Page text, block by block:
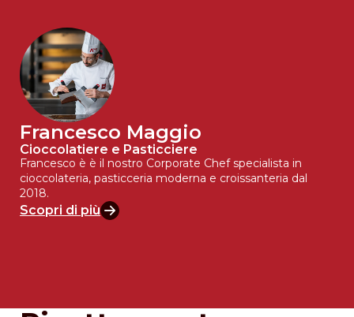
Francesco Maggio
Cioccolatiere e Pasticciere
Francesco è è il nostro Corporate Chef specialista in
cioccolateria, pasticceria moderna e croissanteria dal
2018.
Scopri di più